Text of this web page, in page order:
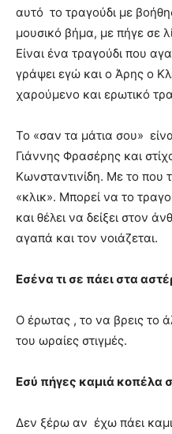
αυτό το τραγούδι με
μουσικό βήμα, με πήγε σε
Είναι ένα τραγούδι που
γράψει εγώ και ο Άρης ο
χαρούμενο και ερωτικό
Το «σαν τα μάτια σου»
Γιάννης Φρασέρης και
Κωνσταντινίδη. Με το που
«κλικ». Μπορεί να το
και θέλει να δείξει στον
αγαπά και τον νοιάζεται.
Εσένα τι σε πάει στα
Ο έρωτας , το να βρεις το
του ωραίες στιγμές.
Εσύ πήγες καμιά κοπέλα
Δεν ξέρω αν έχω πάει